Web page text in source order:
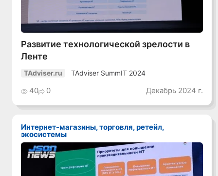
Развитие технологической зрелости в
Ленте
TAdviser.ru TAdviser SummIT 2024
40 0 Декабрь 2024 г.
Интернет-магазины, торговля, ретейл,
экосистемы